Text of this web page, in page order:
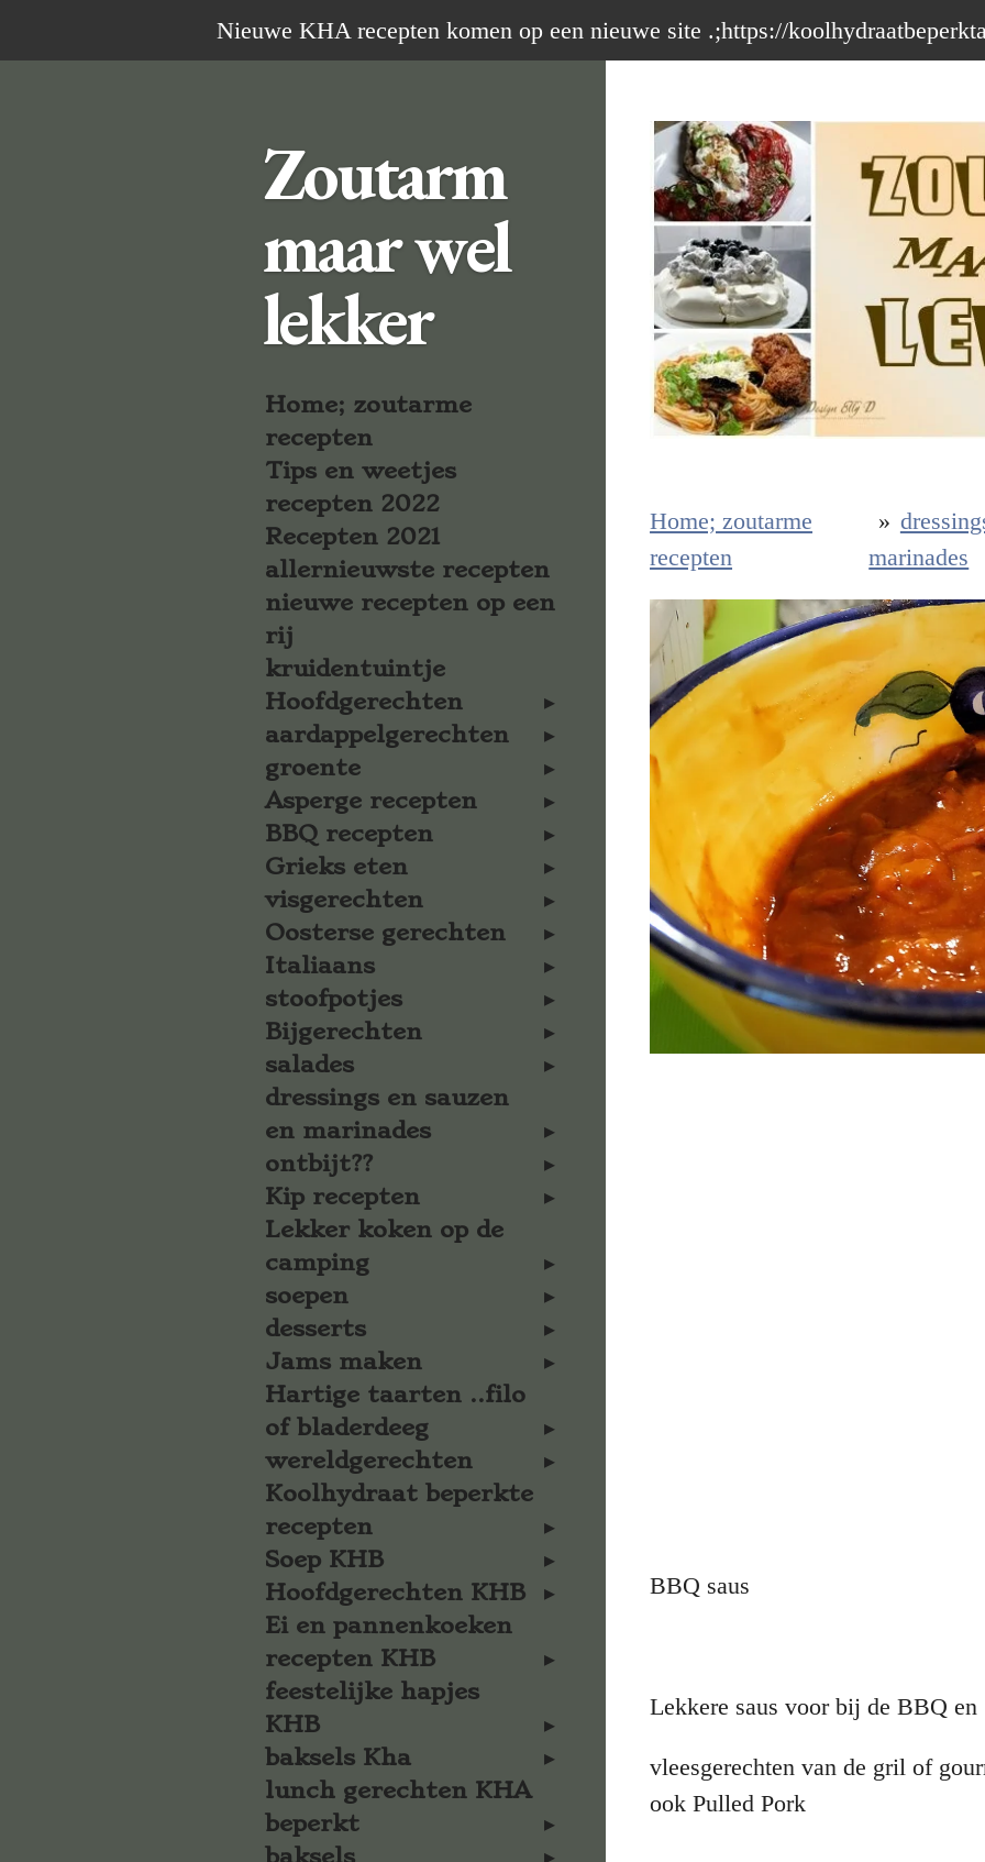
direct
Nieuwe KHA recepten komen op een nieuwe site .;https://
Home; zoutarme
recepten
»
marinades
BBQ saus
Lekkere saus voor bij de BBQ en
vleesgerechten van de gril of
ook Pulled Pork
Zoutarm
maar wel
lekker
Home; zoutarme
recepten
Tips en weetjes
recepten 2022
Recepten 2021
allernieuwste recepten
nieuwe recepten op een
rij
kruidentuintje
Hoofdgerechten
aardappelgerechten
groente
Asperge recepten
BBQ recepten
Grieks eten
visgerechten
Oosterse gerechten
Italiaans
stoofpotjes
Bijgerechten
salades
dressings en sauzen
en marinades
ontbijt??
Kip recepten
Lekker koken op de
camping
soepen
desserts
Jams maken
Hartige taarten ..filo
of bladerdeeg
wereldgerechten
Koolhydraat beperkte
recepten
Soep KHB
Hoofdgerechten KHB
Ei en pannenkoeken
recepten KHB
feestelijke hapjes
KHB
baksels Kha
lunch gerechten KHA
beperkt
baksels